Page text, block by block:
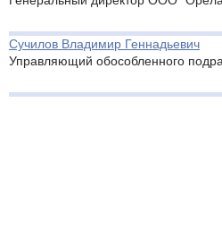
Сучилов Владимир Геннадьевич
Управляющий обособленного